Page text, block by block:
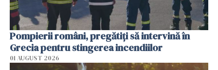
Pompierii români, pregătiţi să intervină în
Grecia pentru stingerea incendiilor
01 AUGUST 2026